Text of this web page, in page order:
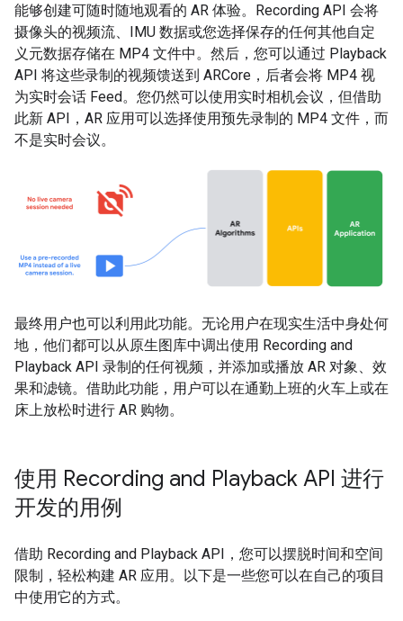
能够创建可随时随地观看的 AR 体验。Recording API 会将
摄像头的视频流、IMU 数据或您选择保存的任何其他自定
义元数据存储在 MP4 文件中。然后，您可以通过 Playback
API 将这些录制的视频馈送到 ARCore，后者会将 MP4 视
为实时会话 Feed。您仍然可以使用实时相机会议，但借助
此新 API，AR 应用可以选择使用预先录制的 MP4 文件，而
不是实时会议。
最终用户也可以利用此功能。无论用户在现实生活中身处何
地，他们都可以从原生图库中调出使用 Recording and
Playback API 录制的任何视频，并添加或播放 AR 对象、效
果和滤镜。借助此功能，用户可以在通勤上班的火车上或在
床上放松时进行 AR 购物。
使用 Recording and Playback API 进行
开发的用例
借助 Recording and Playback API，您可以摆脱时间和空间
限制，轻松构建 AR 应用。以下是一些您可以在自己的项目
中使用它的方式。